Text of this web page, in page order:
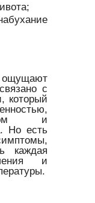
ощущают
с
который
и
Но есть
каждая
и